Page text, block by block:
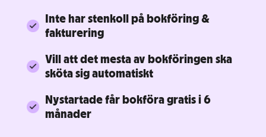
Inte har stenkoll på bokföring &
fakturering
Vill att det mesta av bokföringen ska
sköta sig automatiskt
Nystartade får bokföra gratis i 6
månader